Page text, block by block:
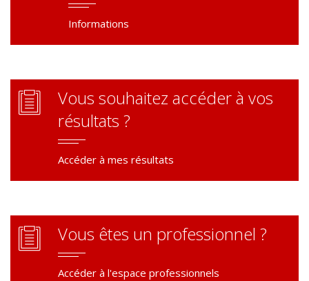
Informations
Vous souhaitez accéder à vos
résultats ?
Accéder à mes résultats
Vous êtes un professionnel ?
Accéder à l'espace professionnels